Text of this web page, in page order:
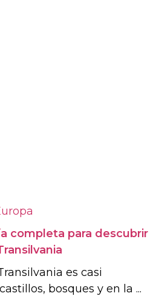
completa para descubrir
es casi
bosques y en la ...